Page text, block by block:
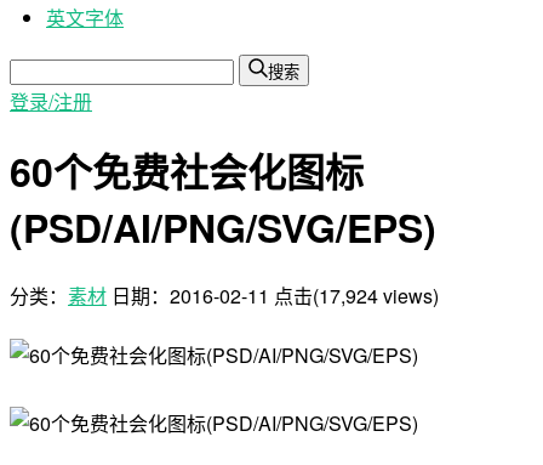
英文字体
搜索
登录/注册
60个免费社会化图标
(PSD/AI/PNG/SVG/EPS)
分类： 素材 日期： 2016-02-11 点击(17,924 views)